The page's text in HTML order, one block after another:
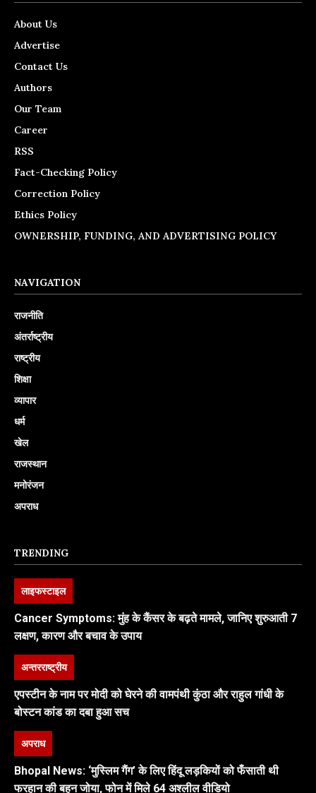
About Us
Advertise
Contact Us
Authors
Our Team
Career
RSS
Fact-Checking Policy
Correction Policy
Ethics Policy
OWNERSHIP, FUNDING, AND ADVERTISING POLICY
NAVIGATION
राजनीति
अंतर्राष्ट्रीय
राष्ट्रीय
शिक्षा
व्यापार
धर्म
खेल
राजस्थान
मनोरंजन
अपराध
TRENDING
लाइफस्टाइल
Cancer Symptoms: मुंह के कैंसर के बढ़ते मामले, जानिए शुरुआती 7
लक्षण, कारण और बचाव के उपाय
अन्तरराष्ट्रीय
एपस्टीन के नाम पर मोदी को घेरने की वामपंथी कुंठा और राहुल गांधी के
बोस्टन कांड का दबा हुआ सच
अपराध
Bhopal News: ‘मुस्लिम गैंग’ के लिए हिंदू लड़कियों को फँसाती थी
फरहान की बहन जोया, फोन में मिले 64 अश्लील वीडियो